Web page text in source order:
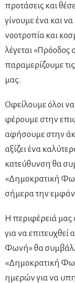
προτάσεις και
γίνουμε ένα και
νοοτροπία και
λέγεται «Πρόοδος
παραμερίζουμε
μας.
Οφείλουμε όλοι
φέρουμε στην
αφήσουμε στην
αξίζει ένα
κατεύθυνση θα
«Δημοκρατική
σήμερα την
Η περιφέρειά μας
για να
Φωνή» θα
«Δημοκρατική
ημερών για να